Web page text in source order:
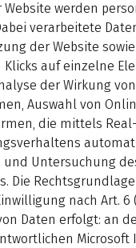
Website werden
verarbeitete
der Website
auf einzelne
der Wirkung
Auswahl von
die mittels
Untersuchung
Die
nach Art. 6
Daten erfolgt: an
Microsoft